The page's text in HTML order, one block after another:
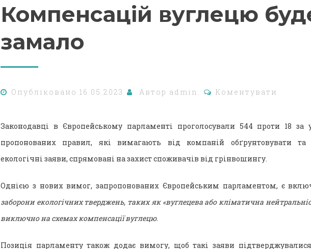
Компенсацій вуглецю
замало
Опубліковано 16.05.2023 Автор admin. Коментувати
Законодавці в Європейському парламенті проголосували 544 проти 18 за
пропонованих правил, які вимагають від компаній обґрунтовувати та
екологічні заяви, спрямовані на захист споживачів від грінвошингу.
Однією з нових вимог, запропонованих Європейським парламентом, є
заборони екологічних тверджень, таких як «вуглецева або кліматична
виключно на схемах компенсації вуглецю.
Позиція парламенту також додає вимогу, щоб такі заяви